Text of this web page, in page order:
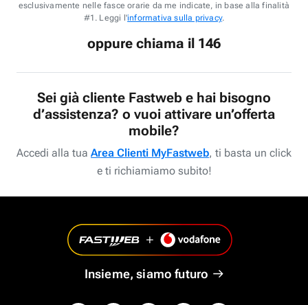
esclusivamente nelle fasce orarie da me indicate, in base alla finalità
#1. Leggi l'informativa sulla privacy.
oppure chiama il 146
Sei già cliente Fastweb e hai bisogno
d’assistenza? o vuoi attivare un’offerta
mobile?
Accedi alla tua Area Clienti MyFastweb, ti basta un click
e ti richiamiamo subito!
Insieme, siamo futuro